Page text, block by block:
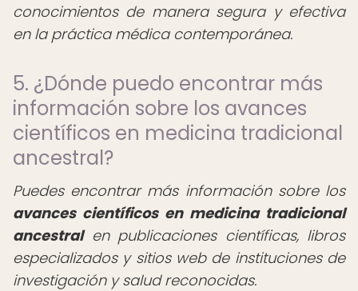
conocimientos de manera segura y efectiva
en la práctica médica contemporánea.
5. ¿Dónde puedo encontrar más
información sobre los avances
científicos en medicina tradicional
ancestral?
Puedes encontrar más información sobre los
avances científicos en medicina tradicional
ancestralen publicaciones científicas, libros
especializados y sitios web de instituciones de
investigación y salud reconocidas.